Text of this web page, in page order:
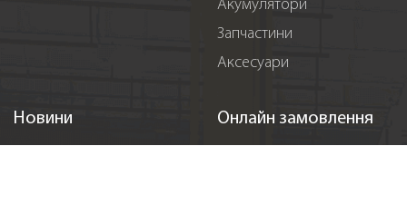
Акумулятори
Запчастини
Аксесуари
Новини Онлайн замовлення